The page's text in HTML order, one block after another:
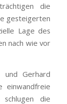
die
gesteigerten
Lage des
nach wie vor
und Gerhard
einwandfreie
die